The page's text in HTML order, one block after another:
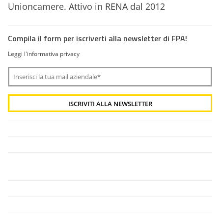
Unioncamere. Attivo in RENA dal 2012
Compila il form per iscriverti alla newsletter di FPA!
Leggi l'informativa privacy